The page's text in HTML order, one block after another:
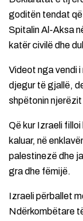
goditën tendat
Spitalin Al-Aksa
katër civilë dhe
Videot nga vendi
djegur të gjallë,
shpëtonin
Që kur Izraeli
kaluar, në
palestinezë dhe
gra dhe fëmijë.
Izraeli përballet
Ndërkombëtare